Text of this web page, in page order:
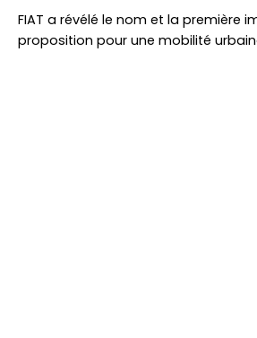
FIAT a révélé le nom et la première
proposition pour une mobilité